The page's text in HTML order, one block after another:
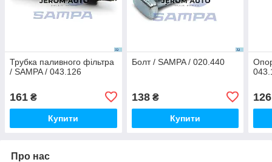
Трубка паливного фільтра
/ SAMPA / 043.126
161 ₴
Купити
Болт / SAMPA / 020.440
138₴
Купити
126
Про нас